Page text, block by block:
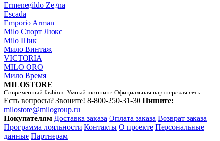
Ermenegildo Zegna
Escada
Emporio Armani
Milo Спорт Люкс
Milo Шик
Мило Винтаж
VICTORIA
MILO ORO
Мило Время
MILOSTORE
Современный fashion. Умный шоппинг. Официальная партнерская сеть.
Есть вопросы? Звоните! 8-800-250-31-30 Пишите:
milostore@milogroup.ru
Покупателям Доставка заказа Оплата заказа Возврат заказа
Программа лояльности Контакты О проекте Персональные
данные Партнерам